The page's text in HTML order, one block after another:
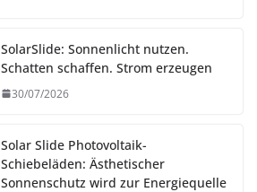
SolarSlide: Sonnenlicht nutzen.
Schatten schaffen. Strom erzeugen
30/07/2026
Solar Slide Photovoltaik-
Schiebeläden: Ästhetischer
Sonnenschutz wird zur Energiequelle